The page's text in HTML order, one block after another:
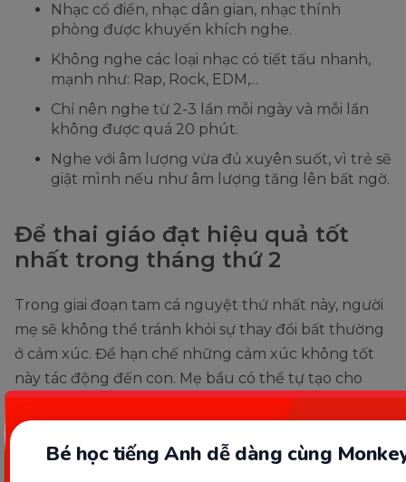
Bé học tiếng Anh dễ dàng cùng
Nhạc cổ điển, nhạc dân gian, nhạc thính
phòng được khuyến khích nghe.
Không nghe các loại nhạc có tiết tấu nhanh,
mạnh như: Rap, Rock, EDM,...
Chỉ nên nghe từ 2-3 lần mỗi ngày và mỗi lần
không được quá 20 phút.
Nghe với âm lượng vừa đủ xuyên suốt, vì trẻ sẽ
giật mình nếu như âm lượng tăng lên bất ngờ.
Để thai giáo đạt hiệu quả tốt
nhất trong tháng thứ 2
Trong giai đoạn tam cá nguyệt thứ nhất này, người
mẹ sẽ không thể tránh khỏi sự thay đổi bất thường
ở cảm xúc. Để hạn chế những cảm xúc không tốt
này tác động đến con. Mẹ bầu có thể tự tạo cho
mình những cảm xúc tích cực từ trong suy nghĩ.